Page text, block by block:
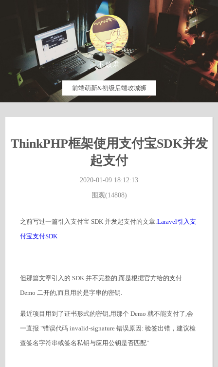
不败君
前端萌新&初级后端攻城狮
ThinkPHP框架使用支付宝SDK并发
起支付
2020-01-09 18:12:13
围观(14808)
之前写过一篇引入支付宝 SDK 并发起支付的文章:Laravel引入支
付宝支付SDK
但那篇文章引入的 SDK 并不完整的,而是根据官方给的支付
Demo 二开的,而且用的是字串的密钥.
最近项目用到了证书形式的密钥,用那个 Demo 就不能支付了,会
一直报 "错误代码 invalid-signature 错误原因: 验签出错，建议检
查签名字符串或签名私钥与应用公钥是否匹配"